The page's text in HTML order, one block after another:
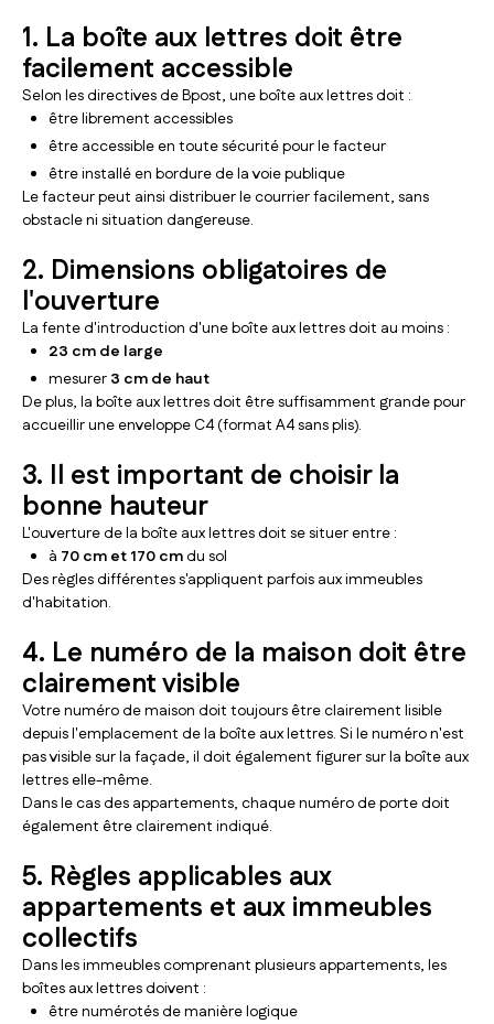
1. La boîte aux lettres doit être
facilement accessible
Selon les directives de Bpost, une boîte aux lettres doit :
être librement accessibles
être accessible en toute sécurité pour le facteur
être installé en bordure de la voie publique
Le facteur peut ainsi distribuer le courrier facilement, sans
obstacle ni situation dangereuse.
2. Dimensions obligatoires de
l'ouverture
La fente d'introduction d'une boîte aux lettres doit au moins :
23 cm de large
mesurer 3 cm de haut
De plus, la boîte aux lettres doit être suffisamment grande pour
accueillir une enveloppe C4 (format A4 sans plis).
3. Il est important de choisir la
bonne hauteur
L'ouverture de la boîte aux lettres doit se situer entre :
à 70 cm et 170 cm du sol
Des règles différentes s'appliquent parfois aux immeubles
d'habitation.
4. Le numéro de la maison doit être
clairement visible
Votre numéro de maison doit toujours être clairement lisible
depuis l'emplacement de la boîte aux lettres. Si le numéro n'est
pas visible sur la façade, il doit également figurer sur la boîte aux
lettres elle-même.
Dans le cas des appartements, chaque numéro de porte doit
également être clairement indiqué.
5. Règles applicables aux
appartements et aux immeubles
collectifs
Dans les immeubles comprenant plusieurs appartements, les
boîtes aux lettres doivent :
être numérotés de manière logique